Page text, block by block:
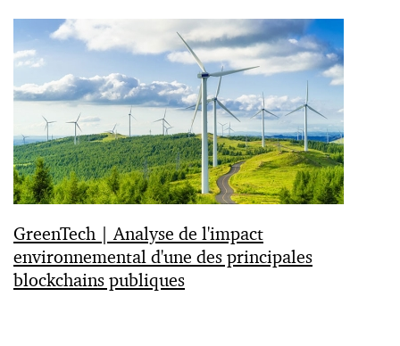
GreenTech | Analyse de l'impact
environnemental d'une des principales
blockchains publiques